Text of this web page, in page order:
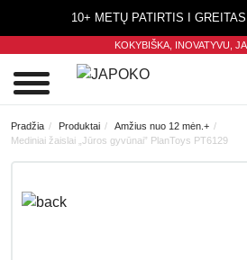
10+ METŲ PATIRTIS I
KOKYBIŠKA, INOVATYVU,
Pradžia Produktai
Amžius nuo 12 mėn.+
Mediniai žaislai „Jūros gyvūnai” PlanToys PT6129